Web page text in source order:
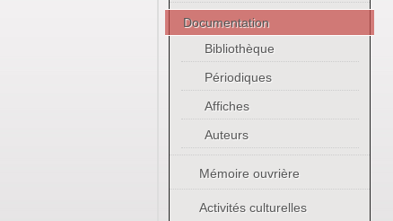
Documentation
Bibliothèque
Périodiques
Affiches
Auteurs
Mémoire ouvrière
Activités culturelles